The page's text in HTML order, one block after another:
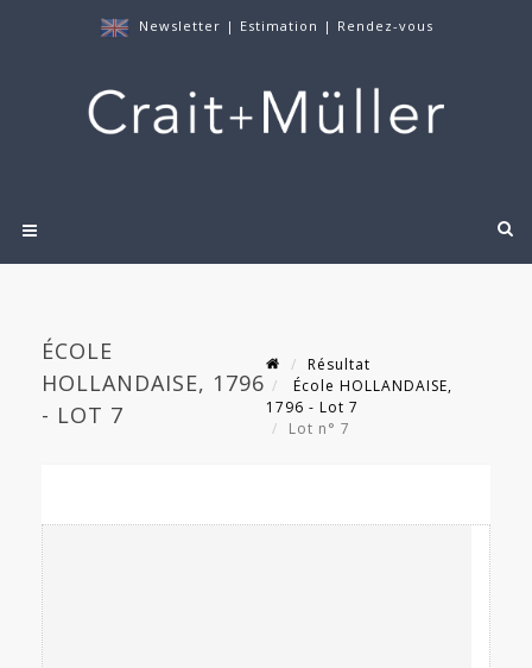
Newsletter | Estimation | Rendez-vous
ÉCOLE
HOLLANDAISE, 1796
- LOT 7
Résultat
École HOLLANDAISE,
1796 - Lot 7
Lot n° 7